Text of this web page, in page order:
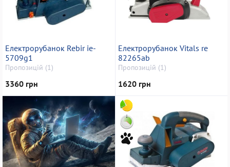
Електрорубанок Rebir ie-
5709g1
Пропозицій (1)
3360 грн
Електрорубанок Vitals re
82265ab
Пропозицій (1)
1620 грн